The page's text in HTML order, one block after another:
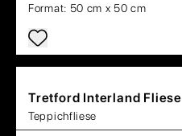
Format: 50 cm x 50 cm
Tretford Interland Fliese
Teppichfliese